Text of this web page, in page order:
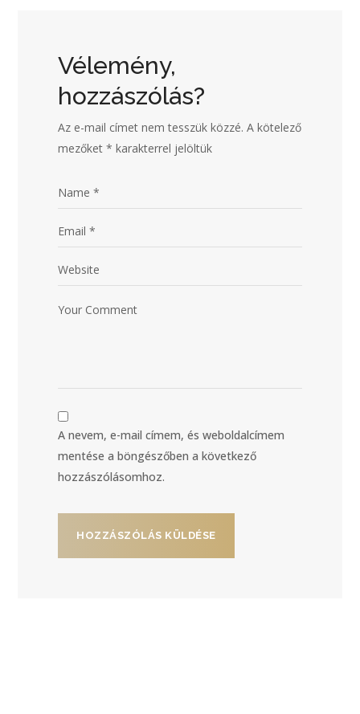
Vélemény,
hozzászólás?
Az e-mail címet nem tesszük közzé. A kötelező
mezőket* karakterrel jelöltük
A nevem, e-mail címem, és weboldalcímem
mentése a böngészőben a következő
hozzászólásomhoz.